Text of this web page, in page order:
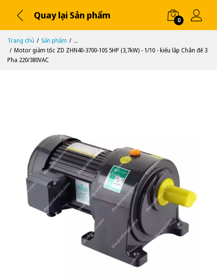
Quay lại Sản phẩm 0
Trang chủ Sản phẩm
...
Motor giảm tốc ZD ZHN40-3700-10S 5HP (3,7kW) - 1/10 - kiểu lắp Chân đế 3
Pha 220/380VAC